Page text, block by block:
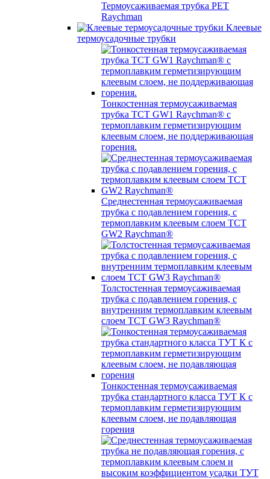
Термоусаживаемая трубка PET
Raychman
Клеевые
термоусадочные трубки
Тонкостенная термоусаживаемая
трубка TCT GW1 Raychman® с
термоплавким герметизирующим
клеевым слоем, не поддерживающая
горения.
Среднестенная термоусаживаемая
трубка c подавлением горения, с
термоплавким клеевым слоем TCT
GW2 Raychman®
Толстостенная термоусаживаемая
трубка c подавлением горения, с
внутренним термоплавким клеевым
слоем TCT GW3 Raychman®
Тонкостенная термоусаживаемая
трубка стандартного класса ТУТ К с
термоплавким герметизирующим
клеевым слоем, не подавляющая
горения